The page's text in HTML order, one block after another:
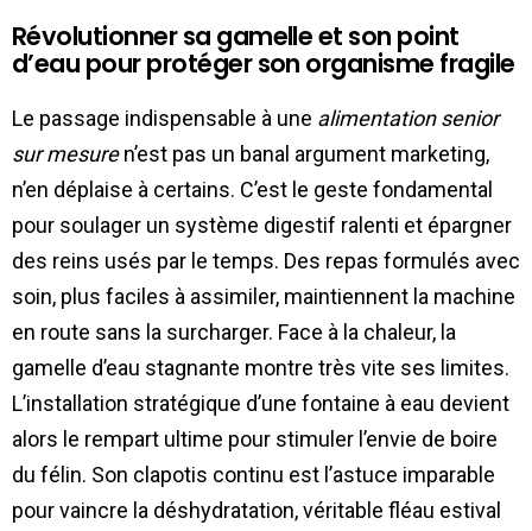
Révolutionner sa gamelle et son point
d’eau pour protéger son organisme fragile
Le passage indispensable à une alimentation senior
sur mesuren’est pas un banal argument marketing,
n’en déplaise à certains. C’est le geste fondamental
pour soulager un système digestif ralenti et épargner
des reins usés par le temps. Des repas formulés avec
soin, plus faciles à assimiler, maintiennent la machine
en route sans la surcharger. Face à la chaleur, la
gamelle d’eau stagnante montre très vite ses limites.
L’installation stratégique d’une fontaine à eau devient
alors le rempart ultime pour stimuler l’envie de boire
du félin. Son clapotis continu est l’astuce imparable
pour vaincre la déshydratation, véritable fléau estival